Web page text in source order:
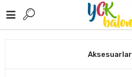
Aksesuarlar